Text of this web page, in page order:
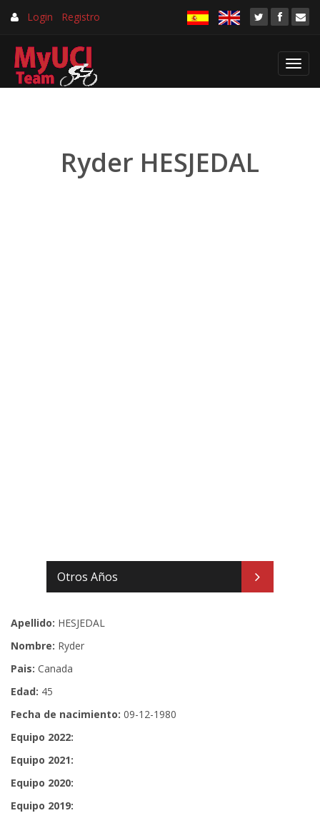
Login Registro
Ryder HESJEDAL
Otros Años
Apellido: HESJEDAL
Nombre: Ryder
Pais: Canada
Edad: 45
Fecha de nacimiento: 09-12-1980
Equipo 2022:
Equipo 2021:
Equipo 2020:
Equipo 2019: